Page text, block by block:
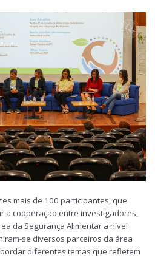
mais de 100 participantes, que
a cooperação entre investigadores,
da Segurança Alimentar a nível
se diversos parceiros da área
diferentes temas que refletem